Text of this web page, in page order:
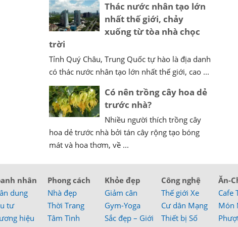
Thác nước nhân tạo lớn
nhất thế giới, chảy
xuống từ tòa nhà chọc
trời
Tỉnh Quý Châu, Trung Quốc tự hào là địa danh
có thác nước nhân tạo lớn nhất thế giới, cao ...
Có nên trồng cây hoa dẻ
trước nhà?
Nhiều người thích trồng cây
hoa dẻ trước nhà bởi tán cây rộng tạo bóng
mát và hoa thơm, về ...
nhân
dung
tư
hiệu
Phong cách
Nhà đẹp
Thời Trang
Tâm Tình
Khỏe đẹp
Giảm cân
Gym-Yoga
Sắc đẹp – Giới
Công nghệ
Thế giới Xe
Cư dân Mạng
Thiết bị Số
Ăn-
Cafe
Món